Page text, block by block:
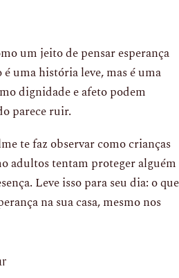
um jeito de pensar esperança
uma história leve, mas é uma
dignidade e afeto podem
parece ruir.
te faz observar como crianças
adultos tentam proteger alguém
Leve isso para seu dia: o que
na sua casa, mesmo nos